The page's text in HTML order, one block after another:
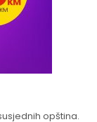
opština.